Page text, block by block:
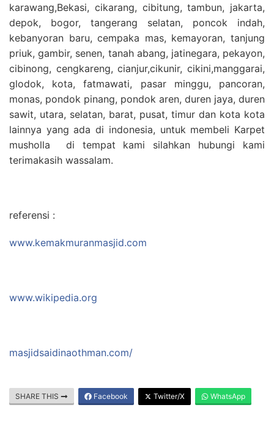
karawang,Bekasi, cikarang, cibitung, tambun, jakarta,
depok, bogor, tangerang selatan, poncok indah,
kebanyoran baru, cempaka mas, kemayoran, tanjung
priuk, gambir, senen, tanah abang, jatinegara, pekayon,
cibinong, cengkareng, cianjur,cikunir, cikini,manggarai,
glodok, kota, fatmawati, pasar minggu, pancoran,
monas, pondok pinang, pondok aren, duren jaya, duren
sawit, utara, selatan, barat, pusat, timur dan kota kota
lainnya yang ada di indonesia, untuk membeli Karpet
musholla di tempat kami silahkan hubungi kami
terimakasih wassalam.
referensi :
www.kemakmuranmasjid.com
www.wikipedia.org
masjidsaidinaothman.com/
SHARE THIS Facebook Twitter/X WhatsApp